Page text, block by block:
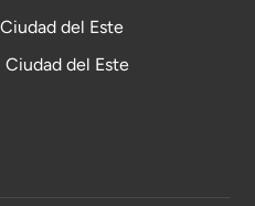
del Este
Ciudad del Este